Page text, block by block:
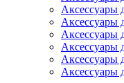
Аксессуары
Аксессуары
Аксессуары
Аксессуары
Аксессуары
Аксессуары